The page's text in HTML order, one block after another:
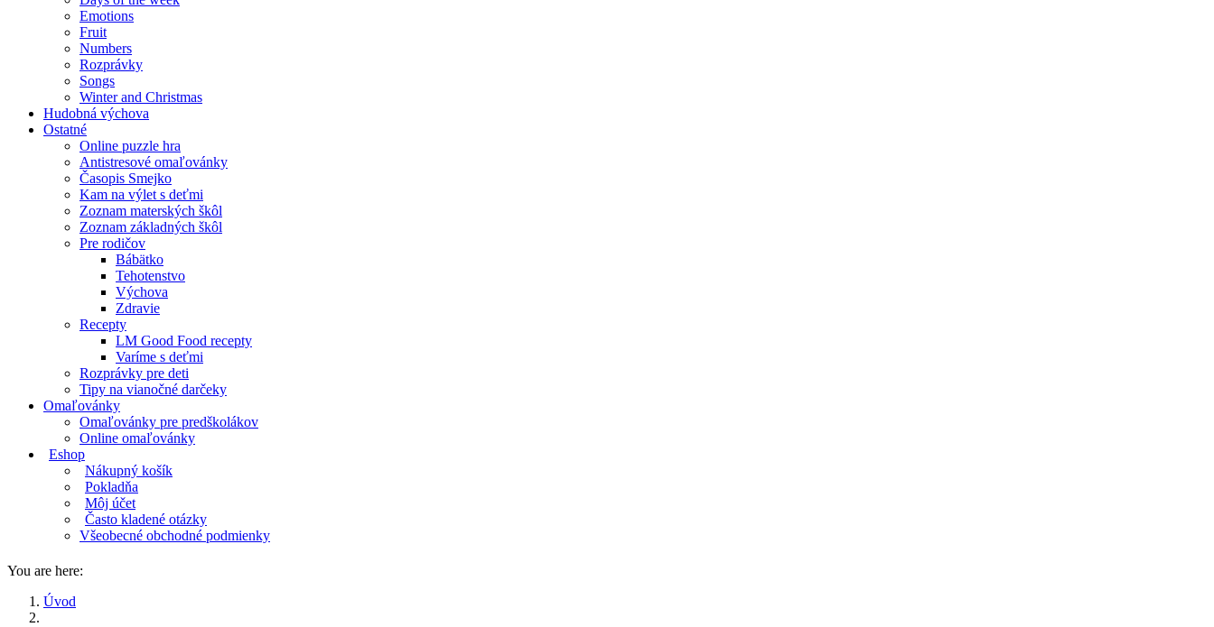
Emotions
Fruit
Numbers
Rozprávky
Songs
Winter and Christmas
Hudobná výchova
Ostatné
Online puzzle hra
Antistresové omaľovánky
Časopis Smejko
Kam na výlet s deťmi
Zoznam materských škôl
Zoznam základných škôl
Pre rodičov
Bábätko
Tehotenstvo
Výchova
Zdravie
Recepty
LM Good Food recepty
Varíme s deťmi
Rozprávky pre deti
Tipy na vianočné darčeky
Omaľovánky
Omaľovánky pre predškolákov
Online omaľovánky
Eshop
Nákupný košík
Pokladňa
Môj účet
Často kladené otázky
Všeobecné obchodné podmienky
You are here:
Úvod